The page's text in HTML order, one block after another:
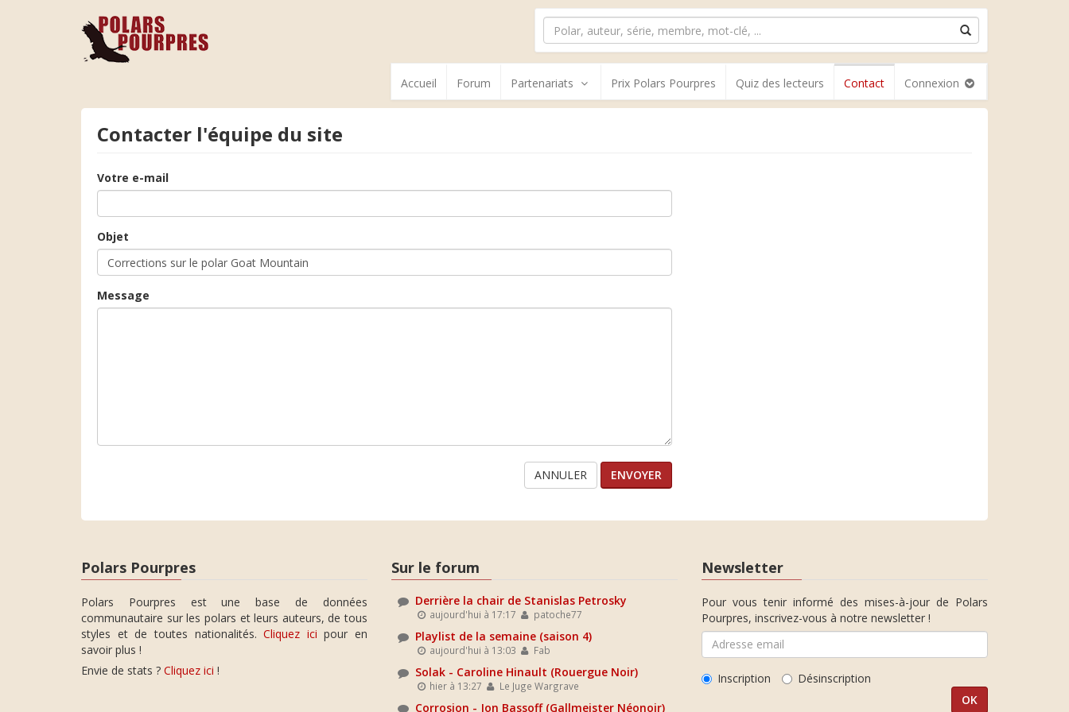
Accueil Forum Partenariats Prix Polars Pourpres Quiz des lecteurs Contact Connexion
Contacter l'équipe du site
Votre e-mail
Objet
Message
ANNULER
Polars Pourpres
Polars Pourpres est une base de données
communautaire sur les polars et leurs auteurs, de tous
styles et de toutes nationalités.Cliquez ici pour en
savoir plus !
Envie de stats ? Cliquez ici !
Sur le forum
Derrière la chair de Stanislas Petrosky
aujourd'hui à 17:17 patoche77
Playlist de la semaine (saison 4)
aujourd'hui à 13:03 Fab
Solak - Caroline Hinault (Rouergue Noir)
hier à 13:27 Le Juge Wargrave
Corrosion - Jon Bassoff (Gallmeister Néonoir)
Newsletter
Pour vous tenir informé des mises-à-jour de Polars
Pourpres, inscrivez-vous à notre newsletter !
Inscription Désinscription